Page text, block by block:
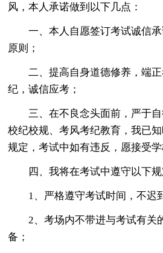
风，本人承诺做到以下几点：
一、本人自愿签订考试诚信承
原则；
二、提高自身道德修养，端正
纪，诚信应考；
三、在不良念头面前，严于自
校纪校规、考风考纪教育，我已
规定，考试中如有违反，愿接受学
四、我将在考试中遵守以下规
1、严格遵守考试时间，不迟
2、考场内不带进与考试有关
备；